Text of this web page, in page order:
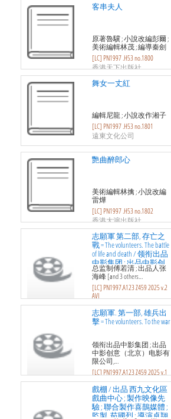
客串夫人
原著魯驥 ; 小說改編彭爾 ;
美術編輯林茂 ; 編導秦劍
[LC] PN1997 .H53 no.1800
香港天下出版社
舞女一丈紅
編輯尼龍 ; 小說改作湘子
[LC] PN1997 .H53 no.1801
遠東文化公司
艷曲醉郎心
美術編輯林擒 ; 小說改編
雷燁
[LC] PN1997 .H53 no.1802
香港大滬出版社
志願軍 第二部, 存亡之
戰 = The volunteers. The battle
of life and death / 领衔出品
中影集团 ; 出品中影创
意, 八一电影制片厂, 荣
优影业, 博纳影业 ; 总出
品人
总监制傅若清 ; 出品人张
海峰 [and 3 others…
[LC] PN1997.A123 Z459 2025 v.2
AVI
域高娛樂有限公司; 中國
電影股份有限公司
志願軍. 第一部, 雄兵出
擊 = The volunteers. To the war
领衔出品中影集团 ; 出品
中影创意（北京）电影有
限公司,…
[LC] PN1997.A123 Z459 2025 v.1
AVI
域高娛樂有限公司; 中國
電影股份有限公司
戲棚 / 出品 西九文化區
戲曲中心 ; 製作映像先
驗 ; 聯合製作喜鵲媒體 ;
監製, 茹國烈 ; 導演卓翔